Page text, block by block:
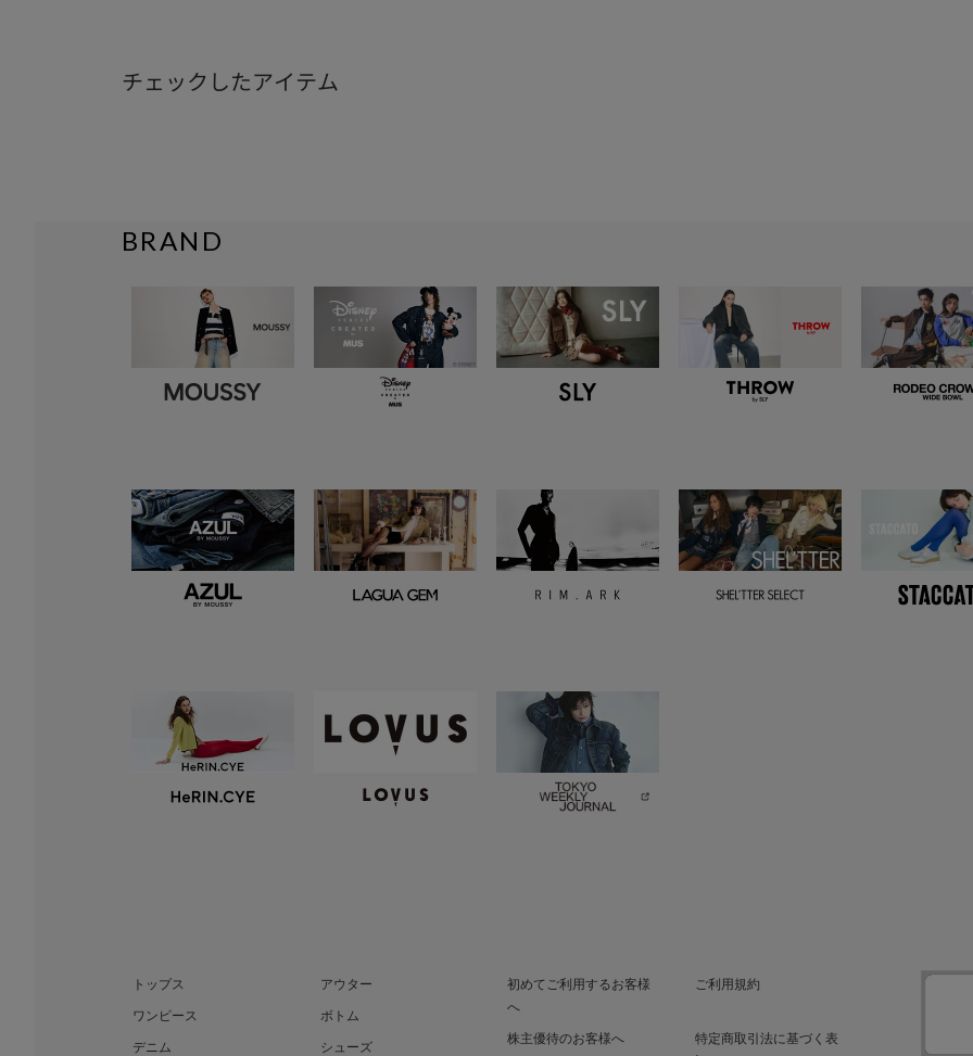
チェックしたアイテム
BRAND
トップス
アウター
ワンピース
ボトム
デニム
シューズ
初めてご利用するお客様
へ
ご利用規約
株主優待のお客様へ
特定商取引法に基づく表